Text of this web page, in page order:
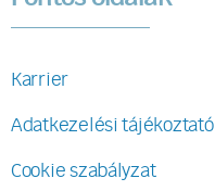
Karrier
Adatkezelési tájékoztató
Cookie szabályzat